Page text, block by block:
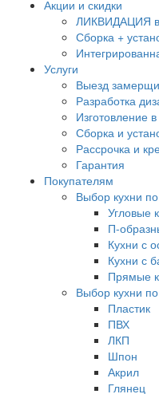
Акции и скидки
ЛИКВИДАЦИЯ
Сборка +
Услуги
Выезд
Разработка
Изготовление
Сборка и
Рассрочка и
Гарантия
Покупателям
Выбор кухни
Угловые
П-
Кухни с
Кухни с
Прямые
Выбор кухни
Пластик
ПВХ
ЛКП
Шпон
Акрил
Глянец